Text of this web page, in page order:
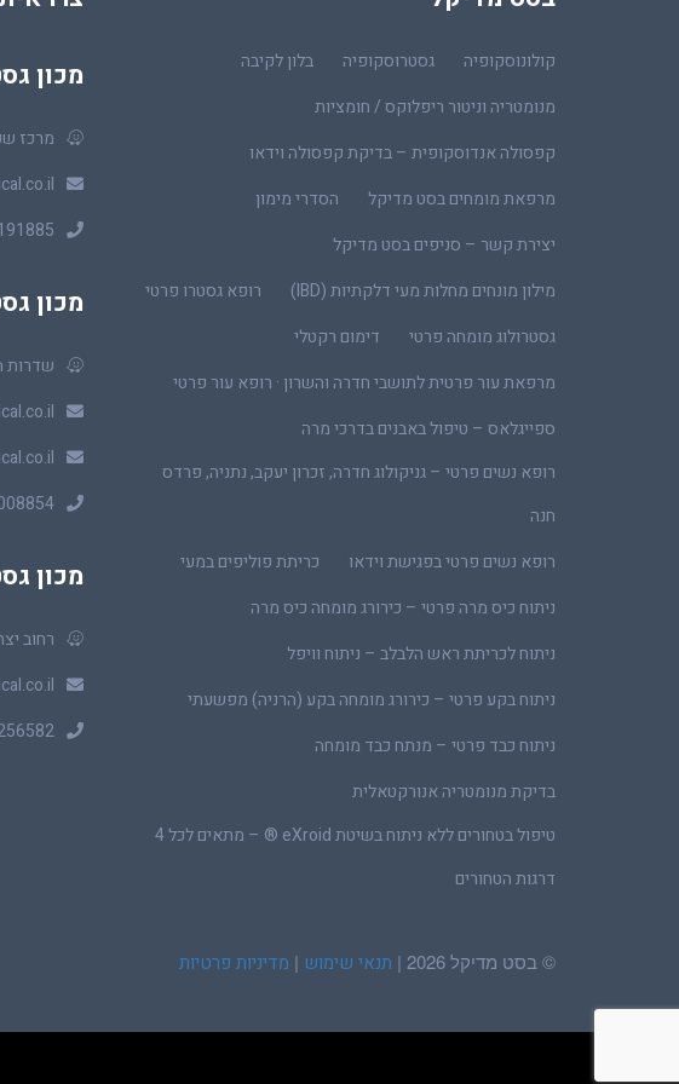
מכון
מרכז
מכון
שדרות
מכון
רחוב יצחק רבין 10,
קולונוסקופיה גסטרוסקופיה
בלון לקיבה
מנומטריה וניטור ריפלוקס / חומציות
קפסולה אנדוסקופית – בדיקת קפסולה וידאו
מרפאת מומחים בסט מדיקל
הסדרי מימון
יצירת קשר – סניפים בסט מדיקל
מילון מונחים מחלות מעי דלקתיות (IBD)
רופא גסטרו פרטי
גסטרולוג מומחה פרטי
דימום רקטלי
מרפאת עור פרטית לתושבי חדרה והשרון · רופא עור פרטי
ספייגלאס – טיפול באבנים בדרכי מרה
רופא נשים פרטי – גניקולוג חדרה, זכרון יעקב, נתניה, פרדס
חנה
רופא נשים פרטי בפגישת וידאו
כריתת פוליפים במעי
ניתוח כיס מרה פרטי – כירורג מומחה כיס מרה
ניתוח לכריתת ראש הלבלב – ניתוח וויפל
ניתוח בקע פרטי – כירורג מומחה בקע (הרניה) מפשעתי
ניתוח כבד פרטי – מנתח כבד מומחה
בדיקת מנומטריה אנורקטאלית
טיפול בטחורים ללא ניתוח בשיטת eXroid ® – מתאים לכל 4
דרגות הטחורים
© בסט מדיקל 2026 | תנאי שימוש | מדיניות פרטיות